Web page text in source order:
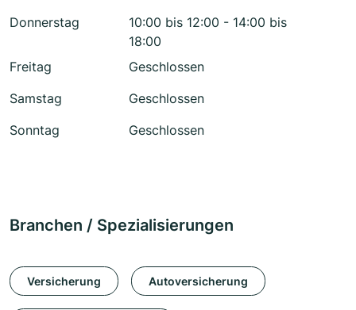
Donnerstag
10:00 bis 12:00 - 14:00 bis
18:00
Freitag
Geschlossen
Samstag
Geschlossen
Sonntag
Geschlossen
Branchen / Spezialisierungen
Versicherung Autoversicherung